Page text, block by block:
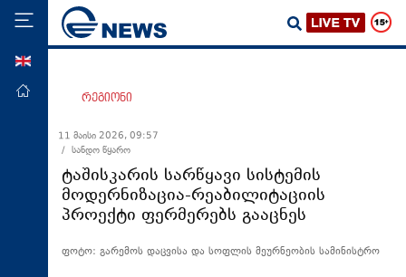
მთავარი
ეკონომიკა
მსოფლიო
ჯანდაცვა
რეგიონი
11 მაისი 2026, 09:57
/ სანდო წყარო
ტაშისკარის სარწყავი სისტემის
მოდერნიზაცია-რეაბილიტაციის
პროექტი ფერმერებს გააცნეს
ფოტო: გარემოს დაცვისა და სოფლის მეურნეობის სამინისტრო